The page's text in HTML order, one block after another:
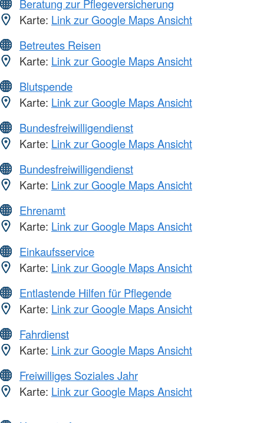
Beratung zur Pflegeversicherung
Karte: Link zur Google Maps Ansicht
Betreutes Reisen
Karte: Link zur Google Maps Ansicht
Blutspende
Karte: Link zur Google Maps Ansicht
Bundesfreiwilligendienst
Karte: Link zur Google Maps Ansicht
Bundesfreiwilligendienst
Karte: Link zur Google Maps Ansicht
Ehrenamt
Karte: Link zur Google Maps Ansicht
Einkaufsservice
Karte: Link zur Google Maps Ansicht
Entlastende Hilfen für Pflegende
Karte: Link zur Google Maps Ansicht
Fahrdienst
Karte: Link zur Google Maps Ansicht
Freiwilliges Soziales Jahr
Karte: Link zur Google Maps Ansicht